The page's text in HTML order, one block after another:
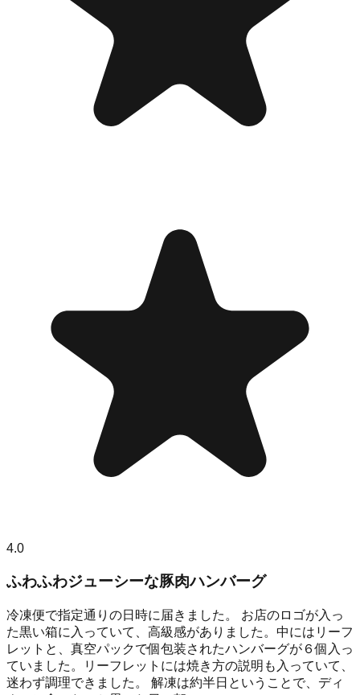
4.0
ふわふわジューシーな豚肉ハンバーグ
冷凍便で指定通りの日時に届きました。 お店のロゴが入っ
た黒い箱に入っていて、高級感がありました。中にはリーフ
レットと、真空パックで個包装されたハンバーグが６個入っ
ていました。リーフレットには焼き方の説明も入っていて、
迷わず調理できました。 解凍は約半日ということで、ディ